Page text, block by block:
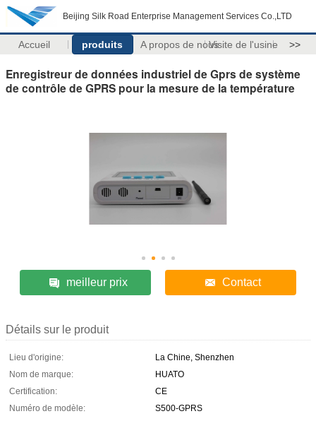
Beijing Silk Road Enterprise Management Services Co.,LTD
Accueil produits A propos de nousVisite de l'usine >>
Enregistreur de données industriel de Gprs de système
de contrôle de GPRS pour la mesure de la température
meilleur prix Contact
Détails sur le produit
Lieu d'origine:
La Chine, Shenzhen
Nom de marque:
HUATO
Certification:
CE
Numéro de modèle:
S500-GPRS